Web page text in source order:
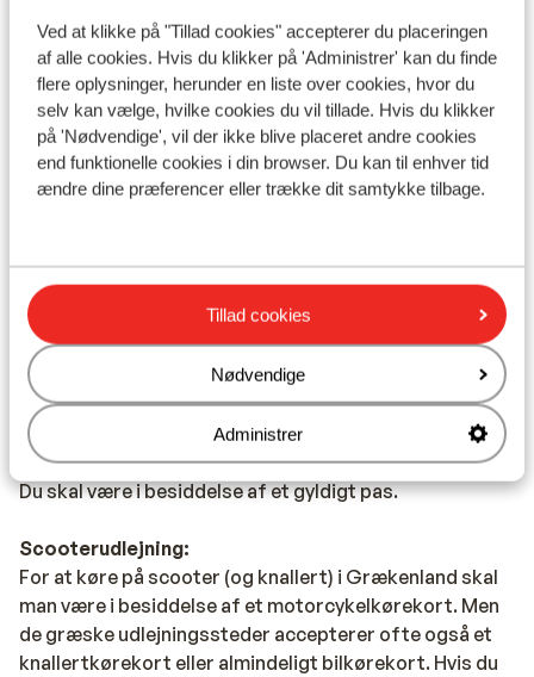
Ved at klikke på "Tillad cookies" accepterer du placeringen
af alle cookies. Hvis du klikker på 'Administrer' kan du finde
flere oplysninger, herunder en liste over cookies, hvor du
selv kan vælge, hvilke cookies du vil tillade. Hvis du klikker
på 'Nødvendige', vil der ikke blive placeret andre cookies
end funktionelle cookies i din browser. Du kan til enhver tid
ændre dine præferencer eller trække dit samtykke tilbage.
Tillad cookies
Nødvendige
Administrer
græske barer og restauranter.
Strøm:
Strømforsyningen er ligesom i Danmark 220 volt.
Vand:
Mad:
Typiske græske retter er Souvlaki, Tzatziki og
Mousaka.
Mobiltelefon:
Din danske mobiltelefon virker også i Grækenland.
Rejsedokumenter:
Du skal være i besiddelse af et gyldigt pas.
Scooterudlejning:
For at køre på scooter (og knallert) i Grækenland skal
man være i besiddelse af et motorcykelkørekort. Men
de græske udlejningssteder accepterer ofte også et
knallertkørekort eller almindeligt bilkørekort. Hvis du